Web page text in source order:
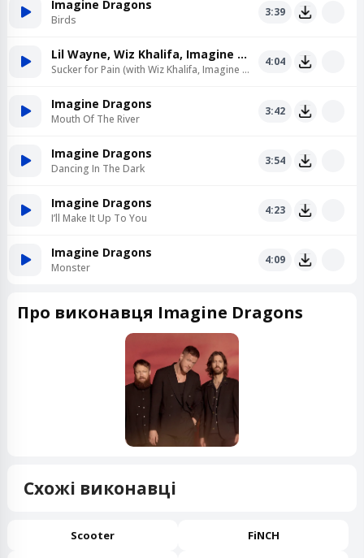
Imagine Dragons
Birds
3:39
Lil Wayne, Wiz Khalifa, Imagine Dragons, X Ambassadors, Logic, Ty Dolla ign
Sucker for Pain (with Wiz Khalifa, Imagine Dragons, Logic, Ty Dolla ign feat X Ambassadors)
4:04
Imagine Dragons
Mouth Of The River
3:42
Imagine Dragons
Dancing In The Dark
3:54
Imagine Dragons
I’ll Make It Up To You
4:23
Imagine Dragons
Monster
4:09
Про виконавця Imagine Dragons
Схожі виконавці
Scooter FiNCH